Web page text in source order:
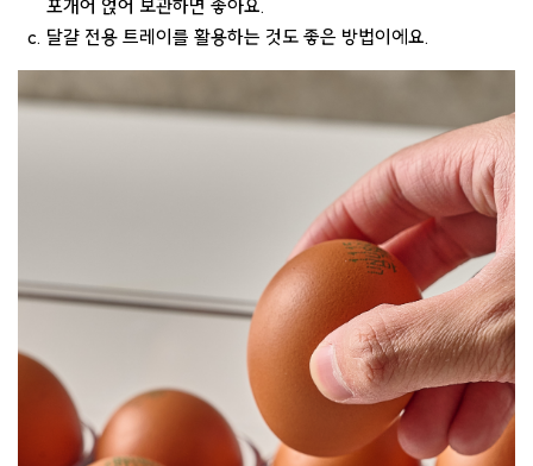
포개어 얹어 보관하면 좋아요.
c. 달걀 전용 트레이를 활용하는 것도 좋은 방법이에요.